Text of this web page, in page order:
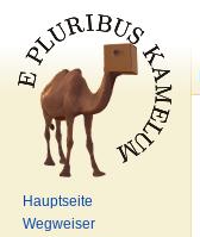
Hauptseite
Wegweiser